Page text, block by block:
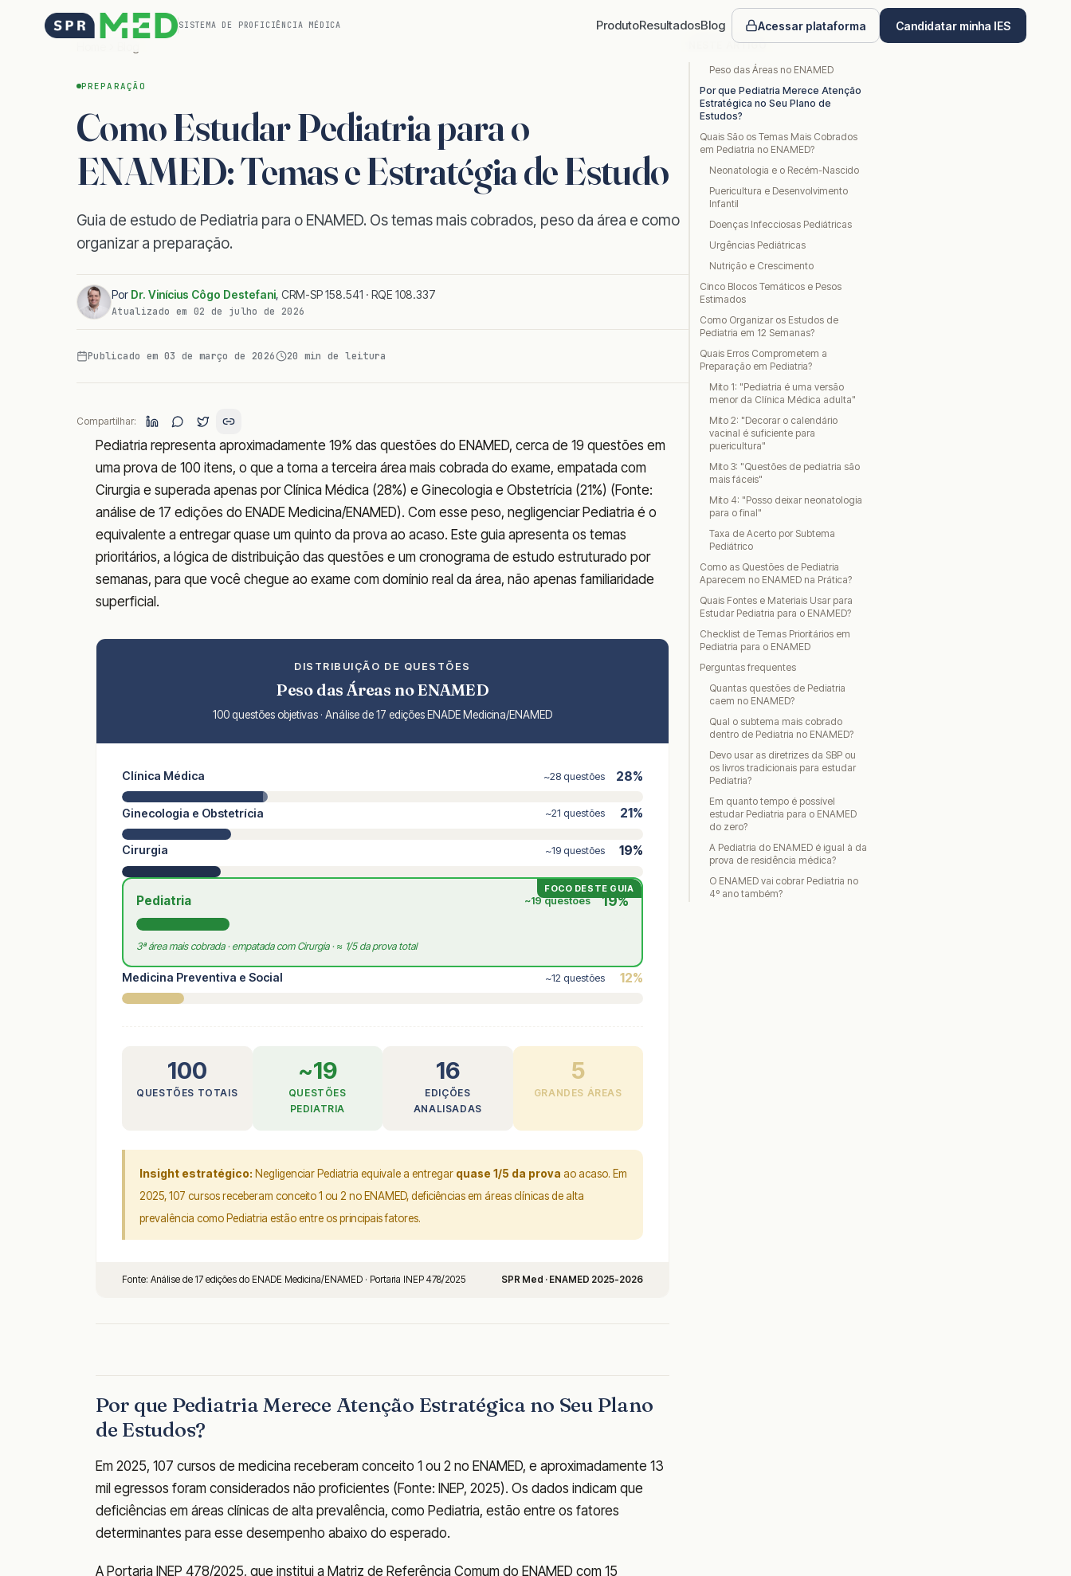
SISTEMA DE PROFICIÊNCIA MÉDICA ProdutoResultadosBlog Acessar plataforma
Candidatar minha IES
PREPARAÇÃO
Como Estudar Pediatria para o
ENAMED: Temas e Estratégia de Estudo
Guia de estudo de Pediatria para o ENAMED. Os temas mais cobrados, peso da área e como
organizar a preparação.
Por Dr. Vinícius Côgo Destefani, CRM-SP 158.541 · RQE 108.337
Atualizado em 02 de julho de 2026
Publicado em 03 de março de 2026 20 min de leitura
Compartilhar:
Pediatria representa aproximadamente 19% das questões do ENAMED, cerca de 19 questões em
uma prova de 100 itens, o que a torna a terceira área mais cobrada do exame, empatada com
Cirurgia e superada apenas por Clínica Médica (28%) e Ginecologia e Obstetrícia (21%) (Fonte:
análise de 17 edições do ENADE Medicina/ENAMED). Com esse peso, negligenciar Pediatria é o
equivalente a entregar quase um quinto da prova ao acaso. Este guia apresenta os temas
prioritários, a lógica de distribuição das questões e um cronograma de estudo estruturado por
semanas, para que você chegue ao exame com domínio real da área, não apenas familiaridade
superficial.
DISTRIBUIÇÃO DE QUESTÕES
Peso das Áreas no ENAMED
100 questões objetivas · Análise de 17 edições ENADE Medicina/ENAMED
Clínica Médica ~28 questões 28%
Ginecologia e Obstetrícia ~21 questões 21%
Cirurgia ~19 questões 19%
FOCO DESTE GUIA
Pediatria ~19 questões 19%
3ª área mais cobrada · empatada com Cirurgia · ≈ 1/5 da prova total
Medicina Preventiva e Social ~12 questões 12%
100
QUESTÕES TOTAIS
~19
QUESTÕES
PEDIATRIA
16
EDIÇÕES
ANALISADAS
5
GRANDES ÁREAS
Insight estratégico: Negligenciar Pediatria equivale a entregar quase 1/5 da prova ao acaso. Em
2025, 107 cursos receberam conceito 1 ou 2 no ENAMED, deficiências em áreas clínicas de alta
prevalência como Pediatria estão entre os principais fatores.
Fonte: Análise de 17 edições do ENADE Medicina/ENAMED · Portaria INEP 478/2025 SPR Med · ENAMED 2025-2026
Por que Pediatria Merece Atenção Estratégica no Seu Plano
de Estudos?
Em 2025, 107 cursos de medicina receberam conceito 1 ou 2 no ENAMED, e aproximadamente 13
mil egressos foram considerados não proficientes (Fonte: INEP, 2025). Os dados indicam que
deficiências em áreas clínicas de alta prevalência, como Pediatria, estão entre os fatores
determinantes para esse desempenho abaixo do esperado.
A Portaria INEP 478/2025, que institui a Matriz de Referência Comum do ENAMED com 15
NESTE ARTIGO
Peso das Áreas no ENAMED
Por que Pediatria Merece Atenção
Estratégica no Seu Plano de
Estudos?
Quais São os Temas Mais Cobrados
em Pediatria no ENAMED?
Neonatologia e o Recém-Nascido
Puericultura e Desenvolvimento
Infantil
Doenças Infecciosas Pediátricas
Urgências Pediátricas
Nutrição e Crescimento
Cinco Blocos Temáticos e Pesos
Estimados
Como Organizar os Estudos de
Pediatria em 12 Semanas?
Quais Erros Comprometem a
Preparação em Pediatria?
Mito 1: "Pediatria é uma versão
menor da Clínica Médica adulta"
Mito 2: "Decorar o calendário
vacinal é suficiente para
puericultura"
Mito 3: "Questões de pediatria são
mais fáceis"
Mito 4: "Posso deixar neonatologia
para o final"
Taxa de Acerto por Subtema
Pediátrico
Como as Questões de Pediatria
Aparecem no ENAMED na Prática?
Quais Fontes e Materiais Usar para
Estudar Pediatria para o ENAMED?
Checklist de Temas Prioritários em
Pediatria para o ENAMED
Perguntas frequentes
Quantas questões de Pediatria
caem no ENAMED?
Qual o subtema mais cobrado
dentro de Pediatria no ENAMED?
Devo usar as diretrizes da SBP ou
os livros tradicionais para estudar
Pediatria?
Em quanto tempo é possível
estudar Pediatria para o ENAMED
do zero?
A Pediatria do ENAMED é igual à da
prova de residência médica?
O ENAMED vai cobrar Pediatria no
4º ano também?